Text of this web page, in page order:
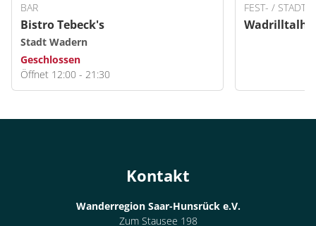
BAR
Bistro Tebeck's
Stadt Wadern
Geschlossen
Öffnet 12:00 - 21:30
FEST- /
Kontakt
Wanderregion Saar-Hunsrück e.V.
Zum Stausee 198